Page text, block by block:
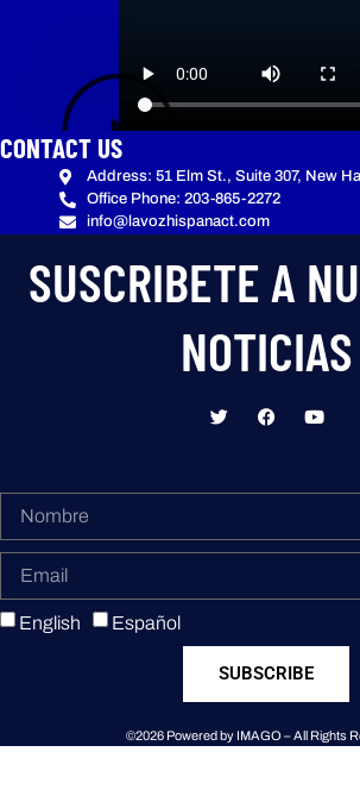
CONTACT US
Address: 51 Elm St., Suite 307, New
Office Phone: 203-865-2272
info@lavozhispanact.com
SUSCRIBETE A
NOTICIAS
English Español
SUBSCRIBE
©2026 Powered by IMAGO – All Rights